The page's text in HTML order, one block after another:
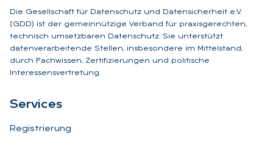
Die Gesellschaft für Datenschutz und Datensicherheit e.V.
(GDD) ist der gemeinnützige Verband für praxisgerechten,
technisch umsetzbaren Datenschutz. Sie unterstützt
datenverarbeitende Stellen, insbesondere im Mittelstand,
durch Fachwissen, Zertifizierungen und politische
Interessensvertretung.
Ser­vices
Registrierung